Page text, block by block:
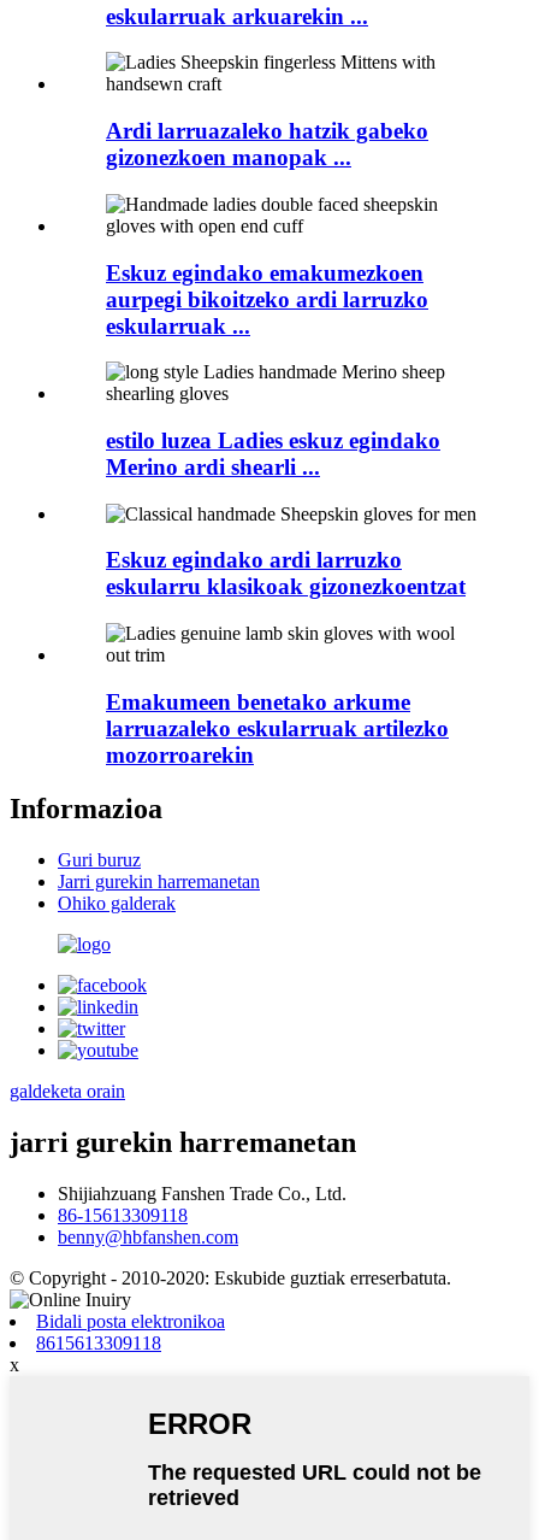
eskularruak arkuarekin ...
Ardi larruazaleko hatzik gabeko
gizonezkoen manopak ...
Eskuz egindako emakumezkoen
aurpegi bikoitzeko ardi larruzko
eskularruak ...
estilo luzea Ladies eskuz egindako
Merino ardi shearli ...
Eskuz egindako ardi larruzko
eskularru klasikoak gizonezkoentzat
Emakumeen benetako arkume
larruazaleko eskularruak artilezko
mozorroarekin
Informazioa
Guri buruz
Jarri gurekin harremanetan
Ohiko galderak
galdeketa orain
jarri gurekin harremanetan
Shijiahzuang Fanshen Trade Co., Ltd.
86-15613309118
benny@hbfanshen.com
© Copyright - 2010-2020: Eskubide guztiak erreserbatuta.
Bidali posta elektronikoa
8615613309118
x